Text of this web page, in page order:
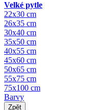
Velké pytle
22x30 cm
26x35 cm
30x40 cm
35x50 cm
40x55 cm
45x60 cm
50x65 cm
55x75 cm
75x100 cm
Barvy
Zpět